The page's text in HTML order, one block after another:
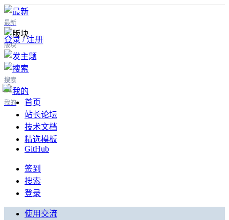
最新
版块
搜索
我的
登录 / 注册
首页
站长论坛
技术文档
精选模板
GitHub
签到
搜索
登录
使用交流